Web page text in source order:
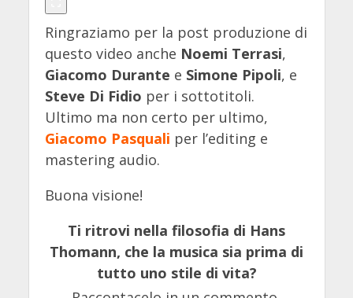
Ringraziamo per la post produzione di
questo video anche Noemi Terrasi,
Giacomo Durante e Simone Pipoli, e
Steve Di Fidio per i sottotitoli.
Ultimo ma non certo per ultimo,
Giacomo Pasquali per l’editing e
mastering audio.
Buona visione!
Ti ritrovi nella filosofia di Hans
Thomann, che la musica sia prima di
tutto uno stile di vita?